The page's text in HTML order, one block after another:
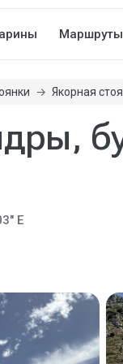
Маршруты
Якорная
E